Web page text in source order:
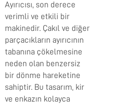
Ayırıcısı, son derece
verimli ve etkili bir
makinedir. Çakıl ve diğer
parçacıkların ayırıcının
tabanına çökelmesine
neden olan benzersiz
bir dönme hareketine
sahiptir. Bu tasarım, kir
ve enkazın kolayca